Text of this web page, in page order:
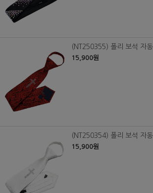
(NT250355) 폴리 보석 자동
15,900원
(NT250354) 폴리 보석 자동
15,900원